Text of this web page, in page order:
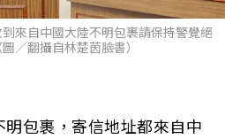
來自中國大陸不明包裹請保持警覺絕
／翻攝自林楚茵臉書）
包裹，寄信地址都來自中